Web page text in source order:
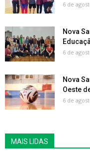
6 de
Nova
6 de
Nova
Oeste
6 de
MAIS LIDAS